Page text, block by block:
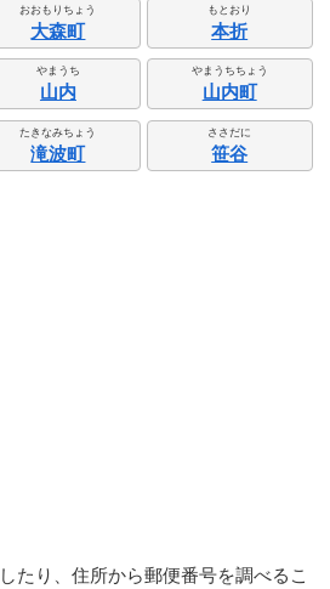
おおもりちょう
大森町
もとおり
本折
やまうち
山内
やまうちちょう
山内町
たきなみちょう
滝波町
ささだに
笹谷
たり、住所から郵便番号を調べるこ